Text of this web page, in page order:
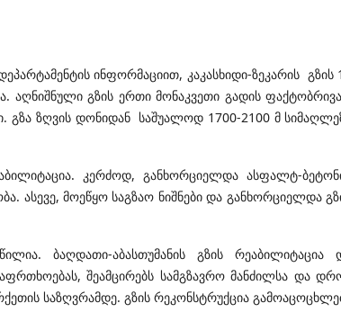
ინფორმაციით, კაკასხიდი-ზეკარის გზის
აღნიშნული გზის ერთი მონაკვეთი გადის
გზა ზღვის დონიდან საშუალოდ 1700-2100 მ
კერძოდ, განხორციელდა ასფალტ-
ასევე, მოეწყო საგზაო ნიშნები და განხორციელდა
ბაღდათი-აბასთუმანის გზის რეაბილიტაცია
შეამცირებს სამგზავრო მანძილსა და
საზღვრამდე. გზის რეკონსტრუქცია